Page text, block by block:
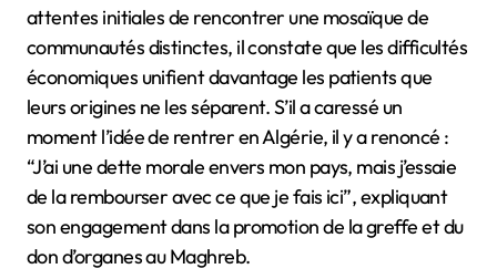
attentes initiales de rencontrer une mosaïque de
communautés distinctes, il constate que les difficultés
économiques unifient davantage les patients que
leurs origines ne les séparent. S’il a caressé un
moment l’idée de rentrer en Algérie, il y a renoncé :
“J’ai une dette morale envers mon pays, mais j’essaie
de la rembourser avec ce que je fais ici”, expliquant
son engagement dans la promotion de la greffe et du
don d’organes au Maghreb.